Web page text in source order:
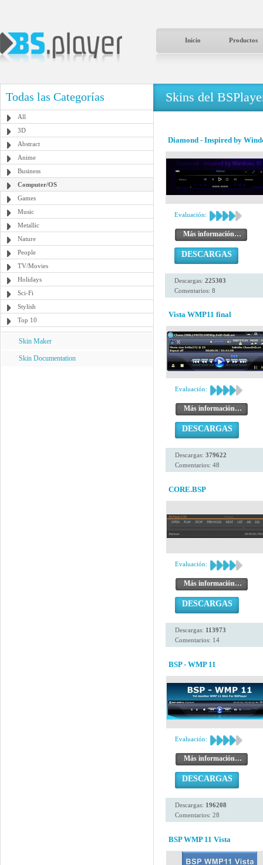
Inicio Productos
Todas las Categorías
All
3D
Abstract
Anime
Business
Computer/OS
Games
Music
Metallic
Nature
People
TV/Movies
Holidays
Sci-Fi
Stylish
Top 10
Skin Maker
Skin Documentation
Skins del
Diamond - Inspired by
Evaluación:
Más información…
DESCARGAS
Descargas: 225303
Comentarios: 8
Vista WMP11 final
Evaluación:
Más información…
DESCARGAS
Descargas: 379622
Comentarios: 48
CORE.BSP
Evaluación:
Más información…
DESCARGAS
Descargas: 113973
Comentarios: 14
BSP - WMP 11
Evaluación:
Más información…
DESCARGAS
Descargas: 196208
Comentarios: 28
BSP WMP 11 Vista